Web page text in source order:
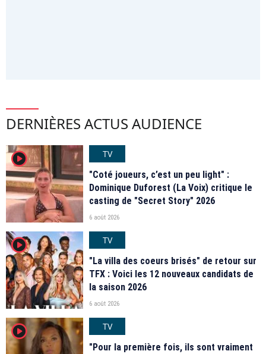
DERNIÈRES ACTUS AUDIENCE
player2
TV
"Coté joueurs, c’est un peu light" :
Dominique Duforest (La Voix) critique le
casting de "Secret Story" 2026
6 août 2026
player2
TV
"La villa des coeurs brisés" de retour sur
TFX : Voici les 12 nouveaux candidats de
la saison 2026
6 août 2026
player2
TV
"Pour la première fois, ils sont vraiment